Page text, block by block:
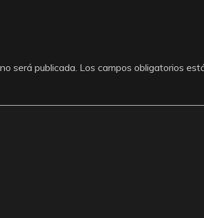
será publicada. Los campos obligatorios